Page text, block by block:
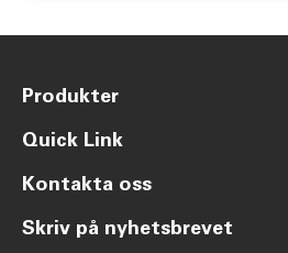
Produkter
Quick Link
Kontakta oss
Skriv på nyhetsbrevet